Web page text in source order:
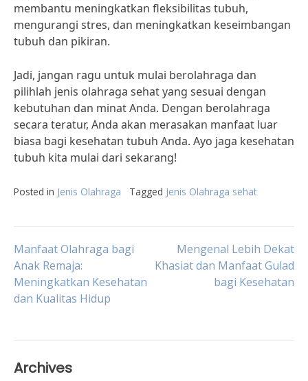
membantu meningkatkan fleksibilitas tubuh,
mengurangi stres, dan meningkatkan keseimbangan
tubuh dan pikiran.
Jadi, jangan ragu untuk mulai berolahraga dan
pilihlah jenis olahraga sehat yang sesuai dengan
kebutuhan dan minat Anda. Dengan berolahraga
secara teratur, Anda akan merasakan manfaat luar
biasa bagi kesehatan tubuh Anda. Ayo jaga kesehatan
tubuh kita mulai dari sekarang!
Posted in Jenis Olahraga Tagged Jenis Olahraga sehat
Post
navigation
Manfaat Olahraga bagi
Anak Remaja:
Meningkatkan Kesehatan
dan Kualitas Hidup
Mengenal Lebih Dekat
Khasiat dan Manfaat Gulad
bagi Kesehatan
Archives